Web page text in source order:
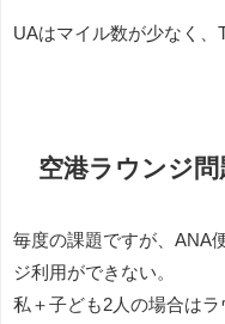
UAはマイル数が少なく、
空港ラウンジ問
毎度の課題ですが、ANA
ジ利用ができない。
私＋子ども2人の場合はラ